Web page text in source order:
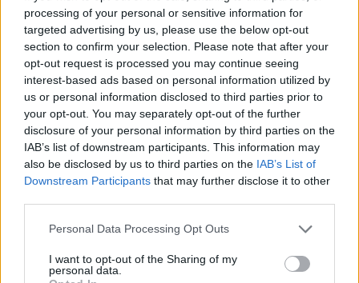
processing of your personal or sensitive information for
targeted advertising by us, please use the below opt-out
section to confirm your selection. Please note that after your
opt-out request is processed you may continue seeing
interest-based ads based on personal information utilized by
us or personal information disclosed to third parties prior to
your opt-out. You may separately opt-out of the further
disclosure of your personal information by third parties on the
IAB’s list of downstream participants. This information may
also be disclosed by us to third parties on the IAB’s List of
Downstream Participants that may further disclose it to other
Personal Data Processing Opt Outs
I want to opt-out of the Sharing of my
personal data.
POT (Gavrilă)
PACE (Peia)
Acțiunea Conservatoare (Târziu)
PDF (Lazarus)
PUSL (D. Voiculescu)
PNȚCD (Pavelescu)
PNCR (Terheș)
Partidul Patrioților (Surugiu)
România pe Primul Loc (Ponta)
Altul